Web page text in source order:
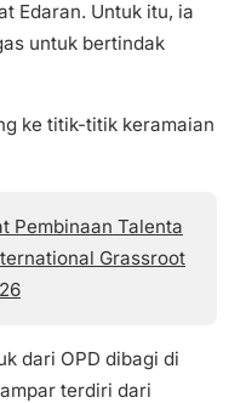
Edaran. Untuk itu, ia
untuk bertindak
ke titik-titik keramaian
Pembinaan Talenta
Grassroot
dari OPD dibagi di
terdiri dari